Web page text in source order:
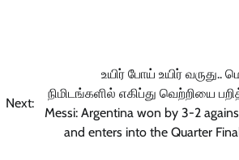
Next:
உயிர் போய் உயிர் வருது..
நிமிடங்களில் எகிப்து வெற்றியை
Messi: Argentina won by 3-2
and enters into the Quarter